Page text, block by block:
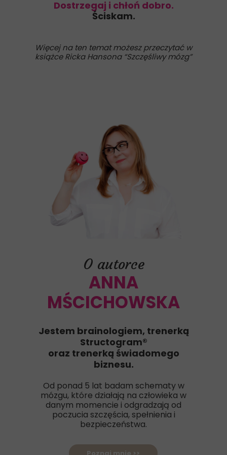
O autorce
ANNA
MŚCICHOWSKA
Jestem brainologiem, trenerką
Structogram®
oraz trenerką świadomego
biznesu.
Od ponad 5 lat badam schematy w
mózgu, które działają na człowieka w
danym momencie i odgradzają od
poczucia szczęścia, spełnienia i
bezpieczeństwa.
Dostrzegaj i chłoń dobro.
Ściskam.
Więcej na ten temat możesz przeczytać w
książce Ricka Hansona “Szczęśliwy mózg”